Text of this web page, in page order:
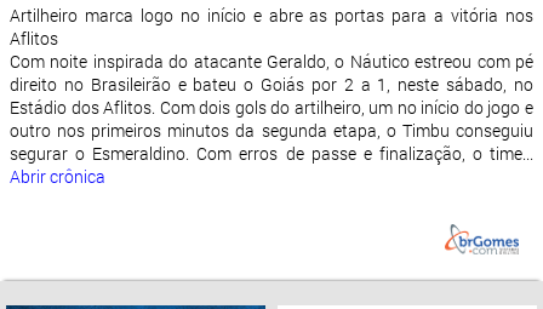
Artilheiro marca logo no início e abre as portas para a vitória nos
Aflitos
Com noite inspirada do atacante Geraldo, o Náutico estreou com pé
direito no Brasileirão e bateu o Goiás por 2 a 1, neste sábado, no
Estádio dos Aflitos. Com dois gols do artilheiro, um no início do jogo e
outro nos primeiros minutos da segunda etapa, o Timbu conseguiu
segurar o Esmeraldino. Com erros de passe e finalização, o time...
Abrir crônica